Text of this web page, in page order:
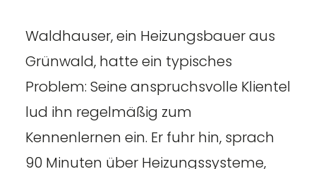
Waldhauser, ein Heizungsbauer aus
Grünwald, hatte ein typisches
Problem: Seine anspruchsvolle Klientel
lud ihn regelmäßig zum
Kennenlernen ein. Er fuhr hin, sprach
90 Minuten über Heizungssysteme,